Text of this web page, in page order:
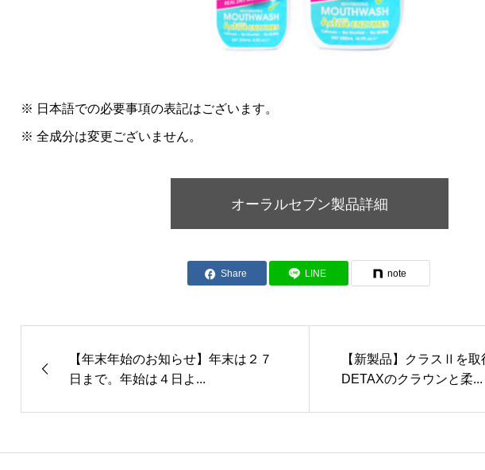
※ 日本語での必要事項の表記はございます。
※ 全成分は変更ございません。
オーラルセブン製品詳細
Share LINE note
【年末年始のお知らせ】年末は２７
日まで。年始は４日よ...
【新製品】クラスⅡを取
DETAXのクラウンと柔...